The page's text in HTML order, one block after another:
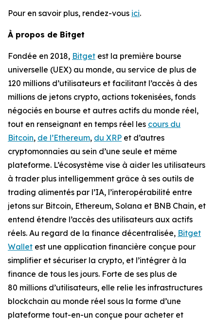
Pour en savoir plus, rendez-vous ici.
À propos de Bitget
Fondée en 2018, Bitget est la première bourse
universelle (UEX) au monde, au service de plus de
120 millions d’utilisateurs et facilitant l’accès à des
millions de jetons crypto, actions tokenisées, fonds
négociés en bourse et autres actifs du monde réel,
tout en renseignant en temps réel les cours du
Bitcoin, de l’Ethereum, du XRP et d’autres
cryptomonnaies au sein d’une seule et même
plateforme. L’écosystème vise à aider les utilisateurs
à trader plus intelligemment grâce à ses outils de
trading alimentés par l’IA, l’interopérabilité entre
jetons sur Bitcoin, Ethereum, Solana et BNB Chain, et
entend étendre l’accès des utilisateurs aux actifs
réels. Au regard de la finance décentralisée, Bitget
Wallet est une application financière conçue pour
simplifier et sécuriser la crypto, et l’intégrer à la
finance de tous les jours. Forte de ses plus de
80 millions d’utilisateurs, elle relie les infrastructures
blockchain au monde réel sous la forme d’une
plateforme tout-en-un conçue pour acheter et